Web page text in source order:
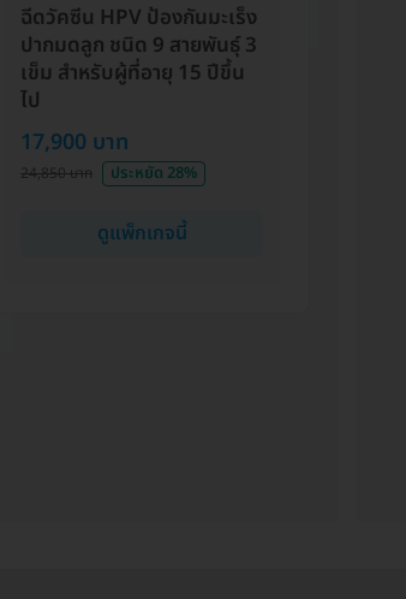
ฉีดวัคซีน HPV ป้องกันมะเร็ง
ปากมดลูก ชนิด 9 สายพันธุ์ 3
เข็ม สำหรับผู้ที่อายุ 15 ปีขึ้น
ไป
17,900 บาท
24,850 บาท ประหยัด 28%
ดูแพ็กเกจนี้